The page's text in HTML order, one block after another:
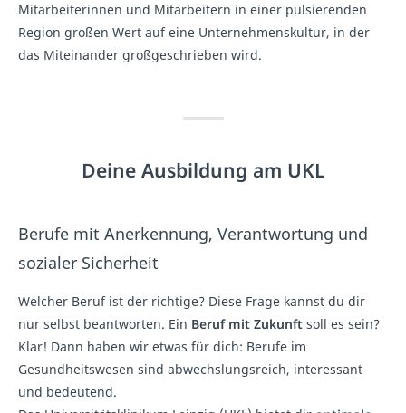
Mitarbeiterinnen und Mitarbeitern in einer pulsierenden
Region großen Wert auf eine Unternehmenskultur, in der
das Miteinander großgeschrieben wird.
Deine Ausbildung am UKL
Berufe mit Anerkennung, Verantwortung und
sozialer Sicherheit
Welcher Beruf ist der richtige? Diese Frage kannst du dir
nur selbst beantworten. Ein Beruf mit Zukunft soll es sein?
Klar! Dann haben wir etwas für dich: Berufe im
Gesundheitswesen sind abwechslungsreich, interessant
und bedeutend.